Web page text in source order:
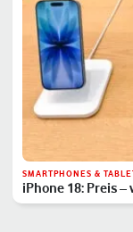
SMARTPHONES &
iPhone 18: Preis